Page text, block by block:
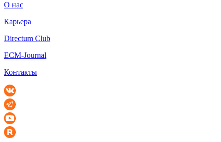
О нас
Карьера
Directum Club
ECM-Journal
Контакты